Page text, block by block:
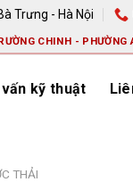
Trưng - Hà Nội
CHINH - PHƯỜNG
kỹ thuật
THẢI